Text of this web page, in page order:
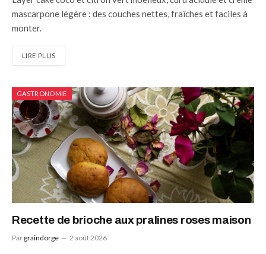
mascarpone légère : des couches nettes, fraîches et faciles à
monter.
LIRE PLUS
GASTRONOMIE
Recette de brioche aux pralines roses maison
Par graindorge 2 août 2026